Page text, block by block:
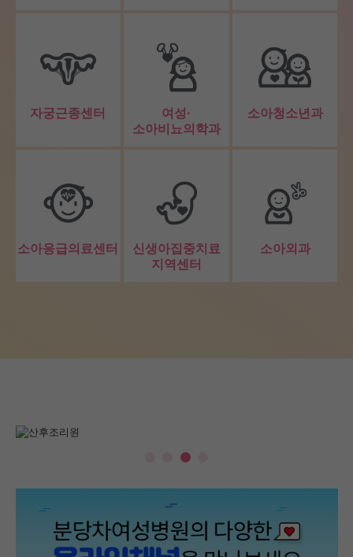
자궁근종센터
여성·
소아비뇨의학과
소아청소년과
소아응급의료센터
신생아집중치료
지역센터
소아외과